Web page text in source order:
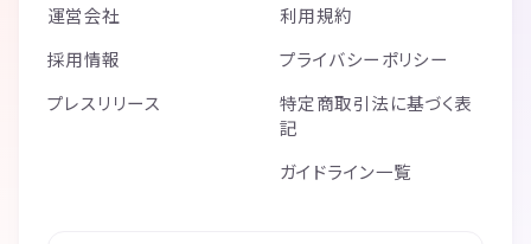
運営会社
採用情報
プレスリリース
利用規約
プライバシーポリシー
特定商取引法に基づく表
記
ガイドライン一覧